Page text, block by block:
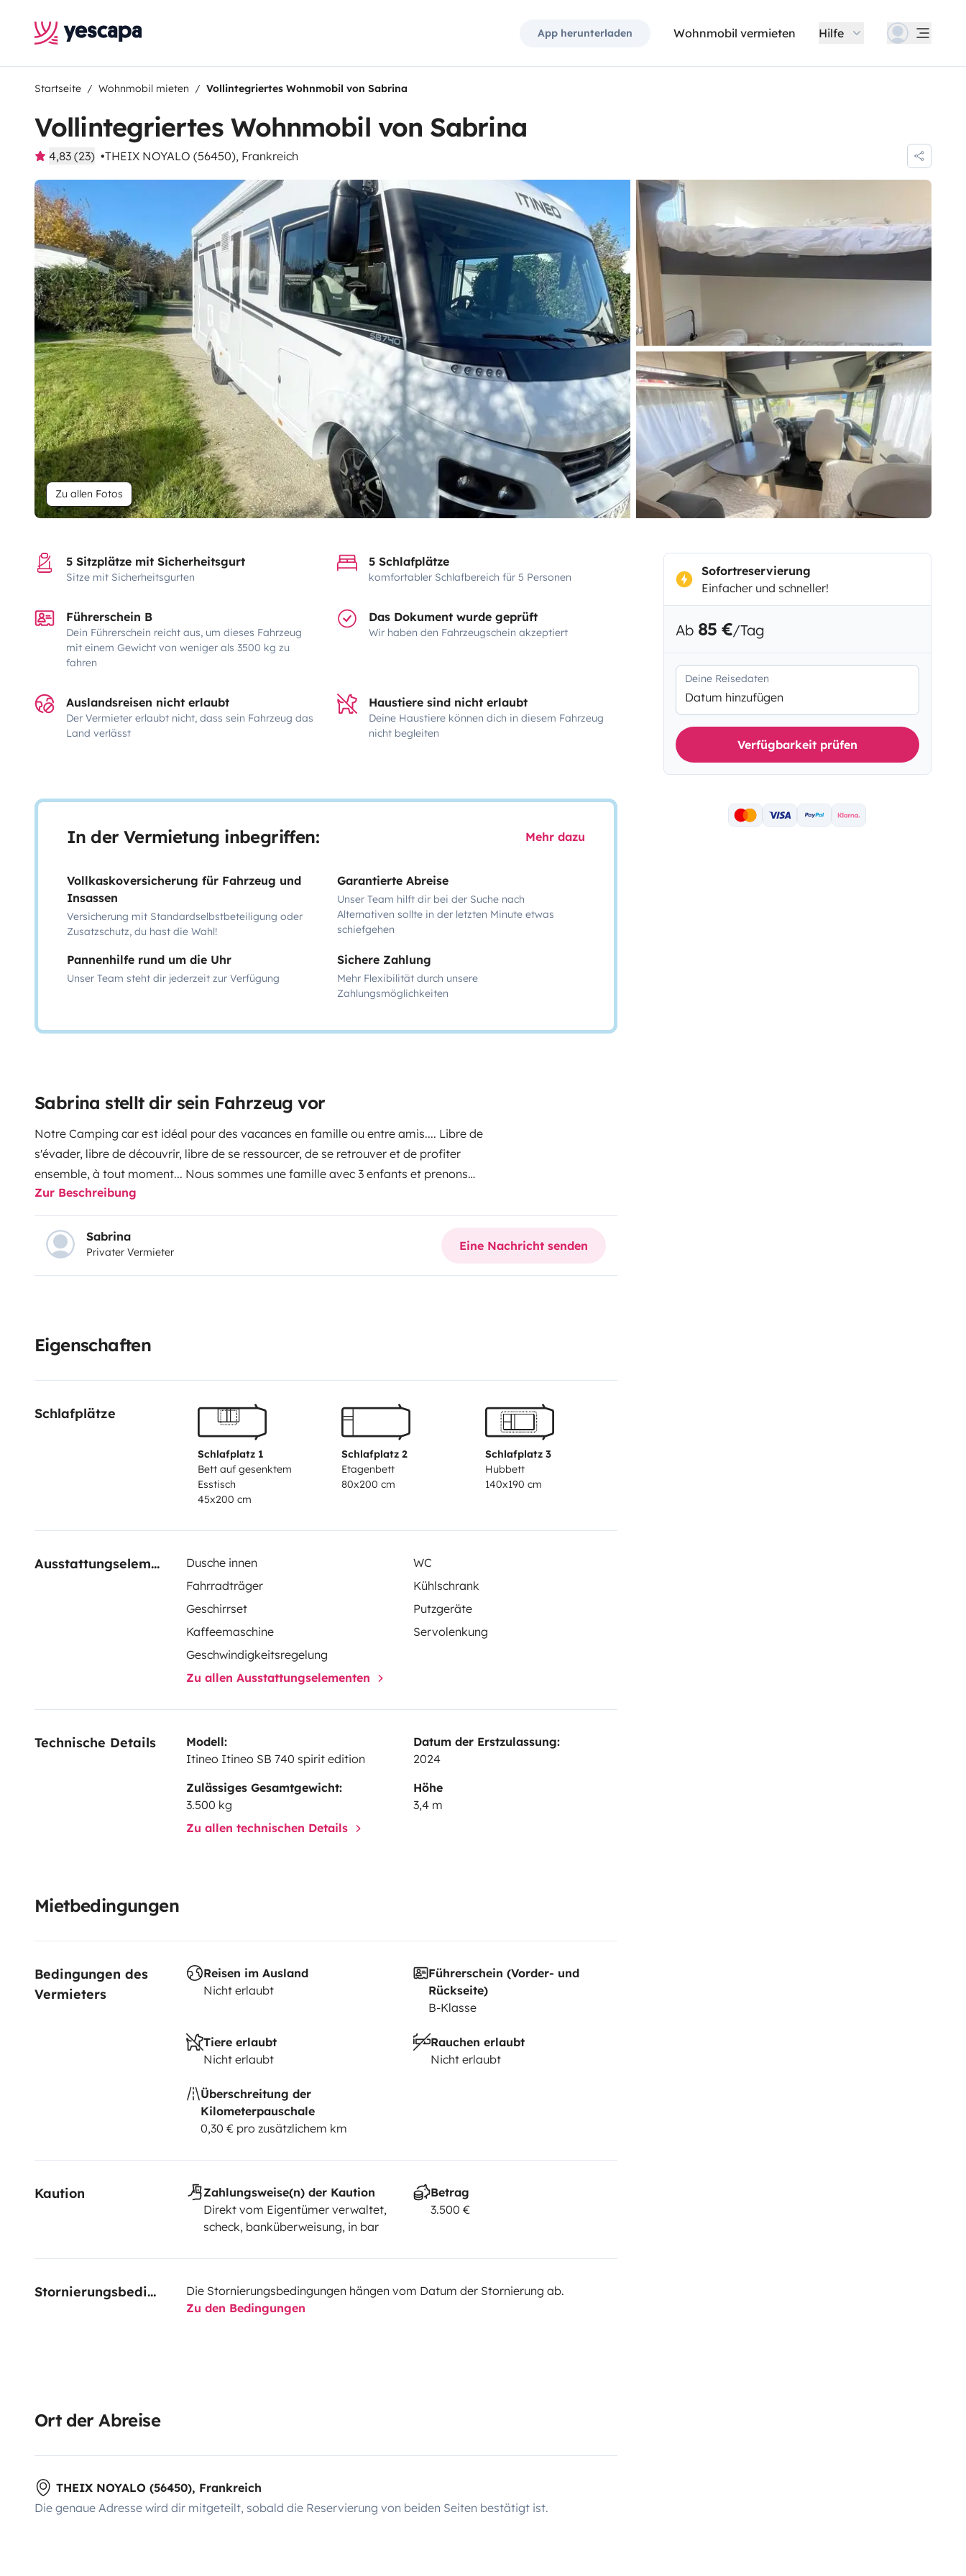
App herunterladen Wohnmobil vermieten Hilfe
Startseite Wohnmobil mieten Vollintegriertes Wohnmobil von Sabrina
Vollintegriertes Wohnmobil von Sabrina
4,83 (23) THEIX NOYALO (56450), Frankreich
Zu allen Fotos
5 Sitzplätze mit Sicherheitsgurt
Sitze mit Sicherheitsgurten
5 Schlafplätze
komfortabler Schlafbereich für 5 Personen
Führerschein B
Dein Führerschein reicht aus, um dieses Fahrzeug
mit einem Gewicht von weniger als 3500 kg zu
fahren
Das Dokument wurde geprüft
Wir haben den Fahrzeugschein akzeptiert
Auslandsreisen nicht erlaubt
Der Vermieter erlaubt nicht, dass sein Fahrzeug das
Land verlässt
Haustiere sind nicht erlaubt
Deine Haustiere können dich in diesem Fahrzeug
nicht begleiten
In der Vermietung inbegriffen: Mehr dazu
Vollkaskoversicherung für Fahrzeug und
Insassen
Versicherung mit Standardselbstbeteiligung oder
Zusatzschutz, du hast die Wahl!
Garantierte Abreise
Unser Team hilft dir bei der Suche nach
Alternativen sollte in der letzten Minute etwas
schiefgehen
Pannenhilfe rund um die Uhr
Unser Team steht dir jederzeit zur Verfügung
Sichere Zahlung
Mehr Flexibilität durch unsere
Zahlungsmöglichkeiten
Sabrina stellt dir sein Fahrzeug vor
Notre Camping car est idéal pour des vacances en famille ou entre amis.... Libre de
s'évader, libre de découvrir, libre de se ressourcer, de se retrouver et de profiter
ensemble, à tout moment... Nous sommes une famille avec 3 enfants et prenons
énormément de plaisir à voyager tous les 5.
les différentes destinations de la bretagne et vous donnerons des conseils sur notre
belle région.
Zur Beschreibung
Sabrina
Privater Vermieter Eine Nachricht senden
Eigenschaften
Schlafplätze
Schlafplatz 1
Bett auf gesenktem
Esstisch
45x200 cm
Schlafplatz 2
Etagenbett
80x200 cm
Schlafplatz 3
Hubbett
140x190 cm
Ausstattungselemente Dusche innen
WC
Fahrradträger
Kühlschrank
Geschirrset
Putzgeräte
Kaffeemaschine
Servolenkung
Geschwindigkeitsregelung
Zu allen Ausstattungselementen
Technische Details
Modell:
Itineo Itineo SB 740 spirit edition
Datum der Erstzulassung:
2024
Zulässiges Gesamtgewicht:
3.500 kg
Höhe
3,4 m
Zu allen technischen Details
Mietbedingungen
Bedingungen des
Vermieters
Reisen im Ausland
Nicht erlaubt
Führerschein (Vorder- und
Rückseite)
B-Klasse
Tiere erlaubt
Nicht erlaubt
Rauchen erlaubt
Nicht erlaubt
Überschreitung der
Kilometerpauschale
0,30 € pro zusätzlichem km
Kaution
Zahlungsweise(n) der Kaution
Direkt vom Eigentümer verwaltet,
scheck, banküberweisung, in bar
Betrag
3.500 €
Stornierungsbedingungen
Die Stornierungsbedingungen hängen vom Datum der Stornierung ab.
Zu den Bedingungen
Ort der Abreise
THEIX NOYALO (56450), Frankreich
Die genaue Adresse wird dir mitgeteilt, sobald die Reservierung von beiden Seiten bestätigt ist.
Sofortreservierung
Einfacher und schneller!
Ab 85 €/Tag
Deine Reisedaten
Datum hinzufügen
Verfügbarkeit prüfen